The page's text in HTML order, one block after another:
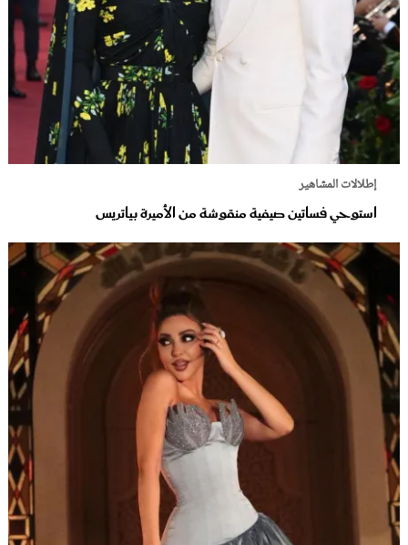
إطلالات المشاهير
استوحي فساتين صيفية منقوشة من الأميرة بياتريس